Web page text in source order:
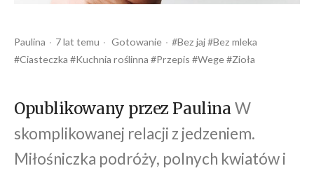
Opublikowany
przez
Paulina 7 lat temu
Opublikowany
w
Gotowanie Tagi:
Bez jaj
Bez mleka
Ciasteczka
Kuchnia roślinna Przepis Wege Zioła
Opublikowany przez PaulinaW
skomplikowanej relacji z jedzeniem.
Miłośniczka podróży, polnych kwiatów i